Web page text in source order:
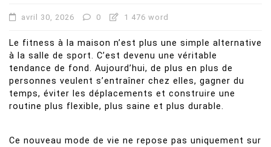
avril 30, 2026 0 1 476 word
Le fitness à la maison n’est plus une simple alternative
à la salle de sport. C’est devenu une véritable
tendance de fond. Aujourd’hui, de plus en plus de
personnes veulent s’entraîner chez elles, gagner du
temps, éviter les déplacements et construire une
routine plus flexible, plus saine et plus durable.
Ce nouveau mode de vie ne repose pas uniquement sur